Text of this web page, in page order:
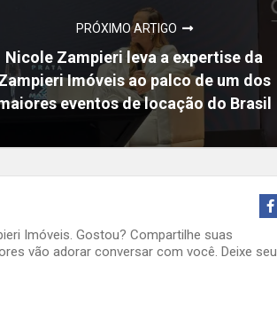
PRÓXIMO ARTIGO
Nicole Zampieri leva a expertise da
Imóveis ao palco de um dos
eventos de locação do Brasil
Imóveis. Gostou? Compartilhe suas
vão adorar conversar com você. Deixe seu